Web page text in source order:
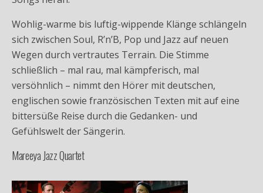
Wohlig-warme bis luftig-wippende Klänge schlängeln
sich zwischen Soul, R’n’B, Pop und Jazz auf neuen
Wegen durch vertrautes Terrain. Die Stimme
schließlich – mal rau, mal kämpferisch, mal
versöhnlich – nimmt den Hörer mit deutschen,
englischen sowie französischen Texten mit auf eine
bittersüße Reise durch die Gedanken- und
Gefühlswelt der Sängerin.
Mareeya Jazz Quartet